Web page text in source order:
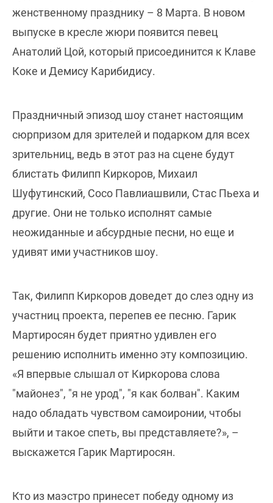
женственному празднику – 8 Марта. В новом
выпуске в кресле жюри появится певец
Анатолий Цой, который присоединится к Клаве
Коке и Демису Карибидису.
Праздничный эпизод шоу станет настоящим
сюрпризом для зрителей и подарком для всех
зрительниц, ведь в этот раз на сцене будут
блистать Филипп Киркоров, Михаил
Шуфутинский, Сосо Павлиашвили, Стас Пьеха и
другие. Они не только исполнят самые
неожиданные и абсурдные песни, но еще и
удивят ими участников шоу.
Так, Филипп Киркоров доведет до слез одну из
участниц проекта, перепев ее песню. Гарик
Мартиросян будет приятно удивлен его
решению исполнить именно эту композицию.
«Я впервые слышал от Киркорова слова
"майонез", "я не урод", "я как болван". Каким
надо обладать чувством самоиронии, чтобы
выйти и такое спеть, вы представляете?», –
выскажется Гарик Мартиросян.
Кто из маэстро принесет победу одному из